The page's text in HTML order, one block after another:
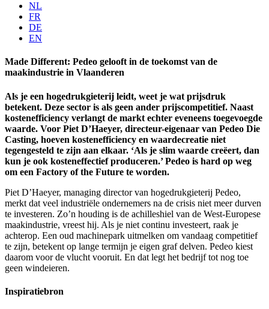
NL
FR
DE
EN
Made Different: Pedeo gelooft in de toekomst van de
maakindustrie in Vlaanderen
Als je een hogedrukgieterij leidt, weet je wat prijsdruk
betekent. Deze sector is als geen ander prijscompetitief. Naast
kostenefficiency verlangt de markt echter eveneens toegevoegde
waarde. Voor Piet D’Haeyer, directeur-eigenaar van Pedeo Die
Casting, hoeven kostenefficiency en waardecreatie niet
tegengesteld te zijn aan elkaar. ‘Als je slim waarde creëert, dan
kun je ook kosteneffectief produceren.’ Pedeo is hard op weg
om een Factory of the Future te worden.
Piet D’Haeyer, managing director van hogedrukgieterij Pedeo,
merkt dat veel industriële ondernemers na de crisis niet meer durven
te investeren. Zo’n houding is de achilleshiel van de West-Europese
maakindustrie, vreest hij. Als je niet continu investeert, raak je
achterop. Een oud machinepark uitmelken om vandaag competitief
te zijn, betekent op lange termijn je eigen graf delven. Pedeo kiest
daarom voor de vlucht vooruit. En dat legt het bedrijf tot nog toe
geen windeieren.
Inspiratiebron